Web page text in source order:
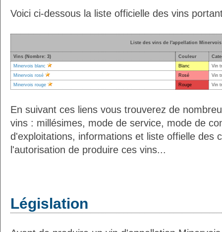
Voici ci-dessous la liste officielle des vins
Liste des vins de l'appellation Minervois
Vins (Nombre: 3) Couleur
Minervois blanc
Blanc
Vin
Minervois rosé
Rosé
Vin
Minervois rouge
Rouge Vin
En suivant ces liens vous trouverez de
vins : millésimes, mode de service, mode de
d'exploitations, informations et liste offielle des
l'autorisation de produire ces vins...
Législation